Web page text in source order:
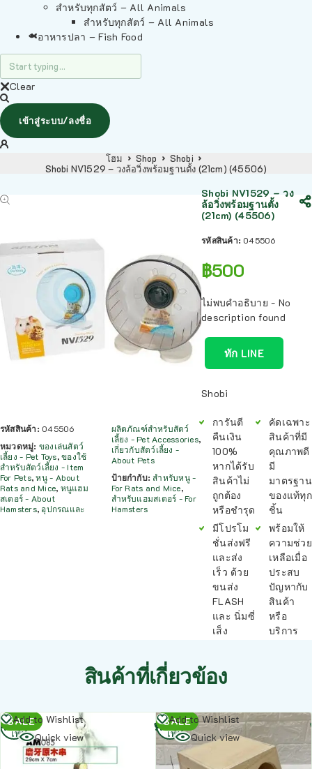
สำหรับทุกสัตว์ – All Animals
สำหรับทุกสัตว์ – All Animals
อาหารปลา – Fish Food
Clear
เข้าสู่ระบบ/ลงชื่อ
โฮม Shop
Shobi
Shobi NV1529 – วงล้อวิ่งพร้อมฐานตั้ง (21cm) (45506)
รหัสสินค้า: 045506
หมวดหมู่: ของเล่นสัตว์
เลี้ยง - Pet Toys,ของใช้
สำหรับสัตว์เลี้ยง - Item
For Pets,หนู - About
Rats and Mice, หนูแฮม
สเตอร์ - About
Hamsters, อุปกรณและ
ผลิตภัณฑ์สำหรับสัตว์
เลี้ยง - Pet Accessories,
เกี่ยวกับสัตว์เลี้ยง -
About Pets
ป้ายกำกับ:สำหรับหนู -
For Rats and Mice,
สำหรับแฮมสเตอร์ - For
Hamsters
Shobi NV1529 – วง
ล้อวิ่งพร้อมฐานตั้ง
(21cm) (45506)
รหัสสินค้า: 045506
฿500
ไม่พบคำอธิบาย - No
description found
ทัก LINE
Shobi
การันตี
คืนเงิน
100%
หากได้รับ
สินค้าไม่
ถูกต้อง
หรือชำรุด
มีโปรโม
ชั่นส่งฟรี
และส่ง
เร็ว ด้วย
ขนส่ง
FLASH
และ นิ่มซี่
เส็ง
คัดเฉพาะ
สินค้าที่มี
คุณภาพดี
มี
มาตรฐาน
ของแท้ทุก
ชิ้น
พร้อมให้
ความช่วย
เหลือเมื่อ
ประสบ
ปัญหากับ
สินค้า
หรือ
บริการ
สินค้าที่เกี่ยวข้อง
SALE
Add to Wishlist
Quick view
อ่าน
เพิ่ม
SALE
Add to Wishlist
Quick view
อ่าน
เพิ่ม